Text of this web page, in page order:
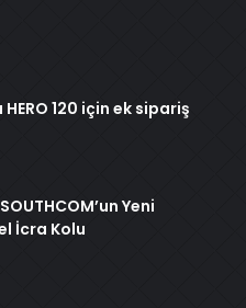
120 için ek sipariş
Yeni
İcra Kolu